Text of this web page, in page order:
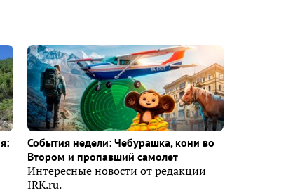
События недели: Чебурашка, кони во
Втором и пропавший самолет
Интересные новости от редакции
IRK.ru.